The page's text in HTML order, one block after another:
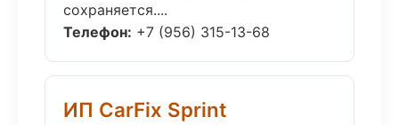
сохраняется....
Телефон: +7 (956) 315-13-68
ИП CarFix Sprint